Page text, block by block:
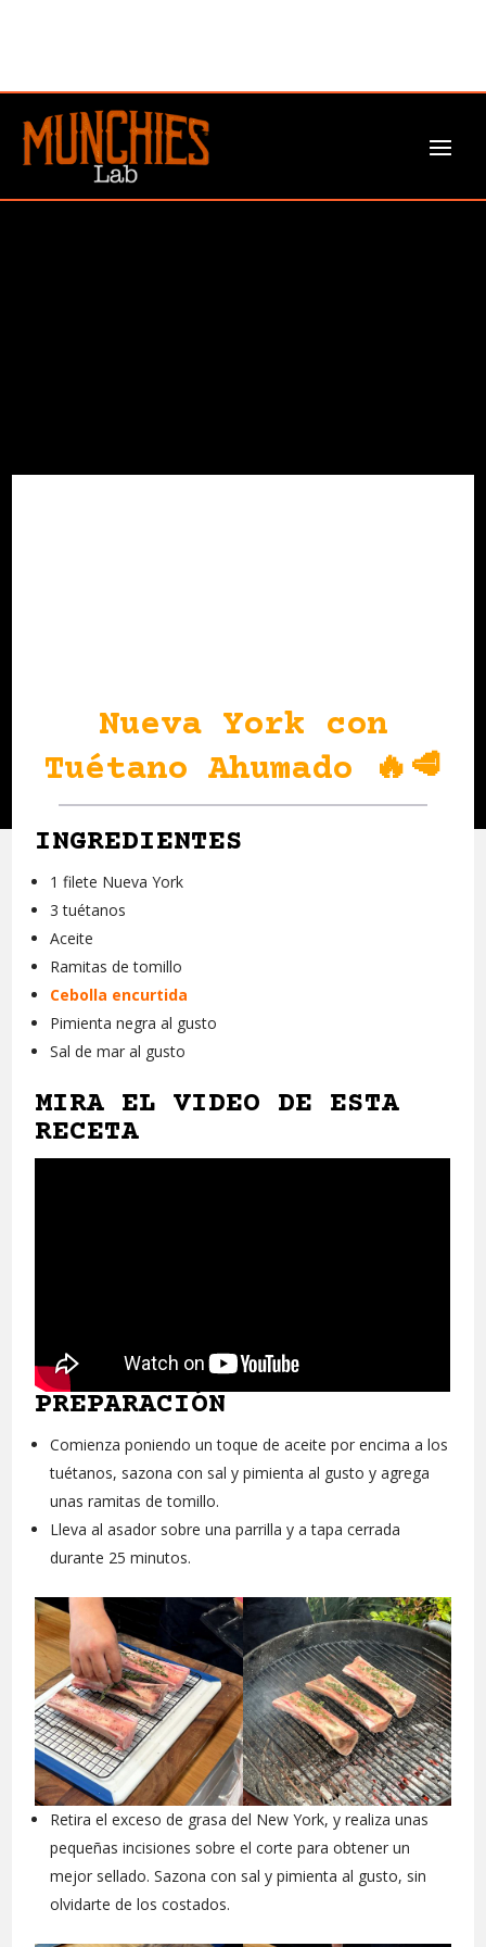
Nueva York con
Tuétano Ahumado 🔥🥩
INGREDIENTES
1 filete Nueva York
3 tuétanos
Aceite
Ramitas de tomillo
Cebolla encurtida
Pimienta negra al gusto
Sal de mar al gusto
MIRA EL VIDEO DE ESTA
RECETA
PREPARACIÓN
Comienza poniendo un toque de aceite por encima a los
tuétanos, sazona con sal y pimienta al gusto y agrega
unas ramitas de tomillo.
Lleva al asador sobre una parrilla y a tapa cerrada
durante 25 minutos.
Retira el exceso de grasa del New York, y realiza unas
pequeñas incisiones sobre el corte para obtener un
mejor sellado. Sazona con sal y pimienta al gusto, sin
olvidarte de los costados.